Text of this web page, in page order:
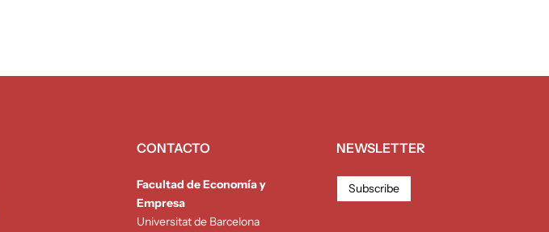
CONTACTO
Facultad de Economía y
Empresa
Universitat de Barcelona
NEWSLETTER
Subscribe